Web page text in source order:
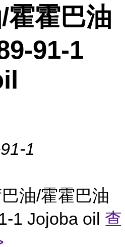
霍霍巴油
91-1
1
油/霍霍巴油
1 Jojoba oil 查